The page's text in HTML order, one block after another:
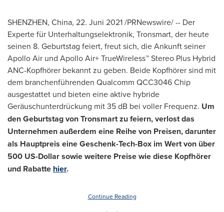
SHENZHEN, China, 22. Juni 2021 /PRNewswire/ -- Der
Experte für Unterhaltungselektronik, Tronsmart, der heute
seinen 8. Geburtstag feiert, freut sich, die Ankunft seiner
Apollo Air und Apollo Air+ TrueWireless™ Stereo Plus Hybrid
ANC-Kopfhörer bekannt zu geben. Beide Kopfhörer sind mit
dem branchenführenden Qualcomm QCC3046 Chip
ausgestattet und bieten eine aktive hybride
Geräuschunterdrückung mit 35 dB bei voller Frequenz. Um
den Geburtstag von Tronsmart zu feiern, verlost das
Unternehmen außerdem eine Reihe von Preisen, darunter
als Hauptpreis eine Geschenk-Tech-Box im Wert von über
500 US-Dollar sowie weitere Preise wie diese Kopfhörer
und Rabatte hier.
Continue Reading